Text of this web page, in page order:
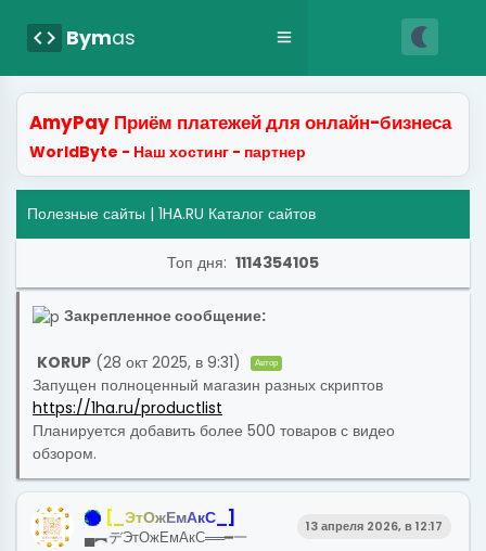
code Bymas nightlight
AmyPay Приём платежей для онлайн-бизнеса
WorldByte - Наш хостинг - партнер
Полезные сайты | 1HA.RU Каталог сайтов
Топ дня: 1114354105
Закрепленное сообщение:
KORUP (28 окт 2025, в 9:31) Автор
Запущен полноценный магазин разных скриптов
https://1ha.ru/productlist
Планируется добавить более 500 товаров с видео
обзором.
[ ЭтОжЕмАкС ] 13 апреля 2026, в 12:17
▄︻デЭтОжЕмАкС══━一